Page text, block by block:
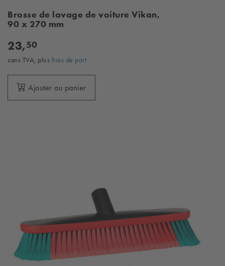
Brosse de lavage de voiture Vikan,
90 x 270 mm
23,50
sans TVA, plus frais de port
Ajouter au panier